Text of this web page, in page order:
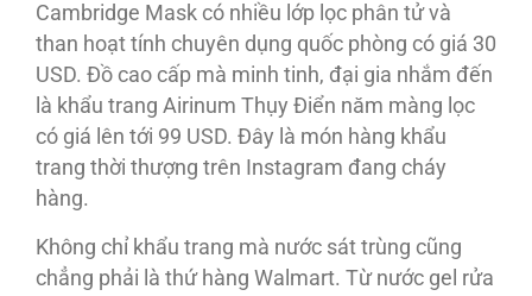
Cambridge Mask có nhiều lớp lọc phân tử và
than hoạt tính chuyên dụng quốc phòng có giá 30
USD. Ðồ cao cấp mà minh tinh, đại gia nhắm đến
là khẩu trang Airinum Thụy Ðiển năm màng lọc
có giá lên tới 99 USD. Ðây là món hàng khẩu
trang thời thượng trên Instagram đang cháy
hàng.
Không chỉ khẩu trang mà nước sát trùng cũng
chẳng phải là thứ hàng Walmart. Từ nước gel rửa